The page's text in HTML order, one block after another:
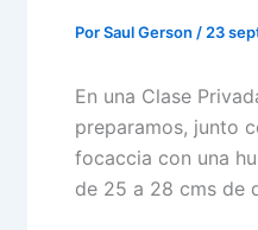
PorSaul Gerson / 23
En una Clase
preparamos, junto
focaccia con una
de 25 a 28 cms de